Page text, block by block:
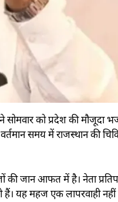
ने सोमवार को प्रदेश की मौजूदा
समय में राजस्थान की
की जान आफत में है। नेता
हैं। यह महज एक लापरवाही